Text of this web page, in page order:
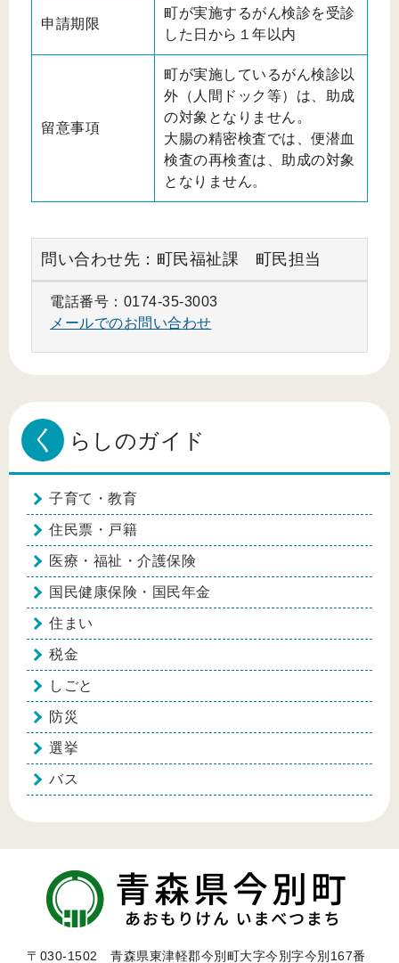
申請期限
町が実施するがん検診を受診
した日から１年以内
留意事項
町が実施しているがん検診以
外（人間ドック等）は、助成
の対象となりません。
大腸の精密検査では、便潜血
検査の再検査は、助成の対象
となりません。
問い合わせ先：町民福祉課 町民担当
電話番号：0174-35-3003
メールでのお問い合わせ
く らしのガイド
子育て・教育
住民票・戸籍
医療・福祉・介護保険
国民健康保険・国民年金
住まい
税金
しごと
防災
選挙
バス
〒030-1502 青森県東津軽郡今別町大字今別字今別167番